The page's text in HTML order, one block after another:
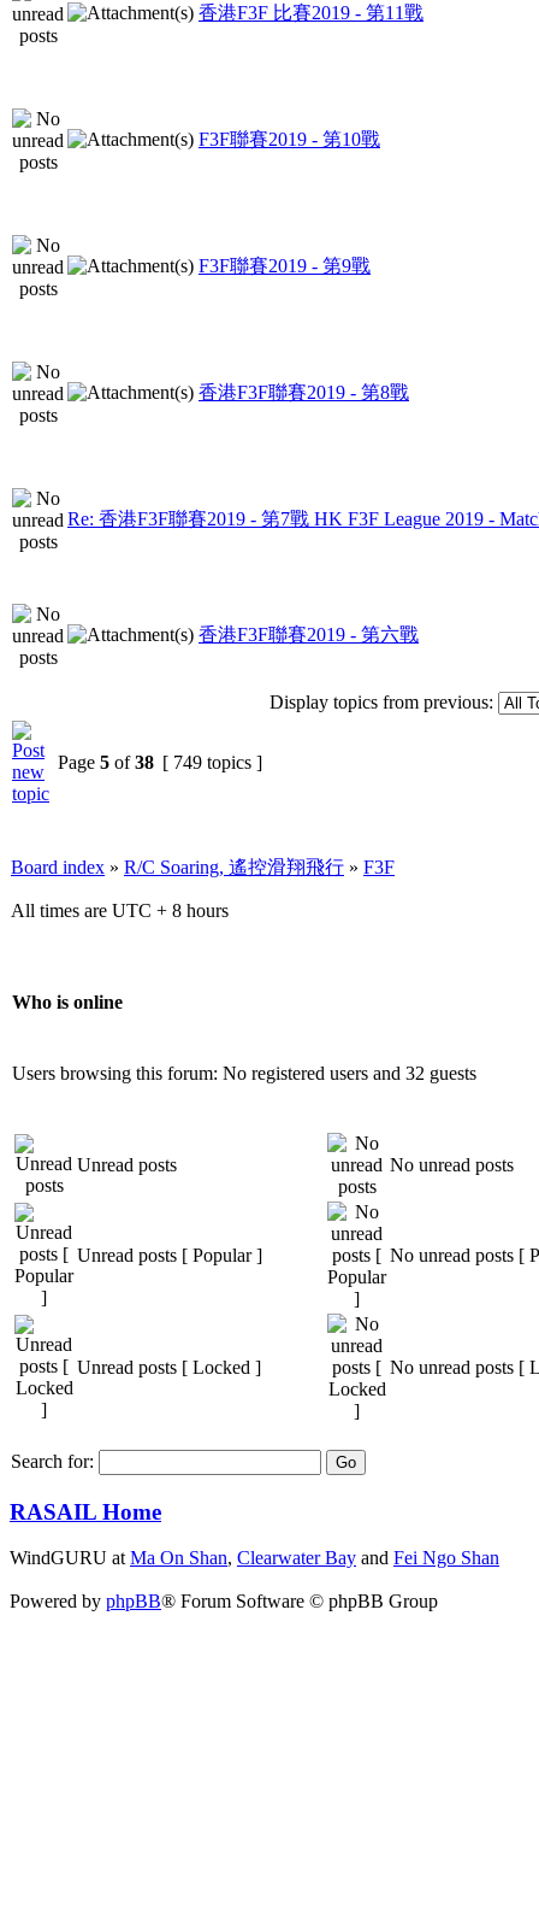
香港F3F 比賽2019 - 第11戰
F3F聯賽2019 - 第10戰
F3F聯賽2019 - 第9戰
香港F3F聯賽2019 - 第8戰
Re: 香港F3F聯賽2019 - 第7戰 HK F3F League 2019 -
香港F3F聯賽2019 - 第六戰
Display topics from previous:
Page 5 of38 [ 749 topics ]
Board index » R/C Soaring, 遙控滑翔飛行 » F3F
All times are UTC + 8 hours
Who is online
Users browsing this forum: No registered users and 32 guests
Unread posts No unread posts
Unread posts [ Popular ] No unread posts [
Unread posts [ Locked ] No unread posts [
Search for:
RASAIL Home
WindGURU at Ma On Shan, Clearwater Bay and Fei Ngo Shan
Powered by phpBB® Forum Software © phpBB Group